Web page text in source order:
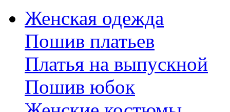
Женская одежда
Пошив платьев
Платья на выпускной
Пошив юбок